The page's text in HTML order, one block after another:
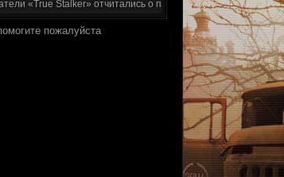
«True Stalker» отчитались о проделанной работе
пожалуйста